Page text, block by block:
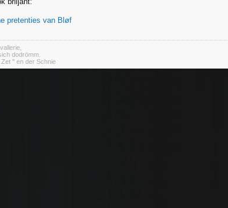
pretenties van Bløf
dodrömm.
" en der Schnie